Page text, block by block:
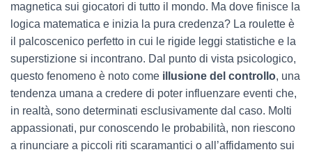
magnetica sui giocatori di tutto il mondo. Ma dove finisce la
logica matematica e inizia la pura credenza? La roulette è
il palcoscenico perfetto in cui le rigide leggi statistiche e la
superstizione si incontrano. Dal punto di vista psicologico,
questo fenomeno è noto come illusione del controllo, una
tendenza umana a credere di poter influenzare eventi che,
in realtà, sono determinati esclusivamente dal caso. Molti
appassionati, pur conoscendo le probabilità, non riescono
a rinunciare a piccoli riti scaramantici o all’affidamento sui